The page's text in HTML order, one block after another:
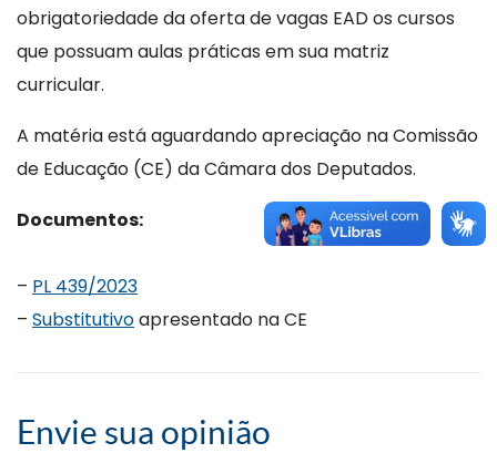
obrigatoriedade da oferta de vagas EAD os cursos
que possuam aulas práticas em sua matriz
curricular.
A matéria está aguardando apreciação na Comissão
de Educação (CE) da Câmara dos Deputados.
Documentos:
– PL 439/2023
– Substitutivoapresentado na CE
Envie sua opinião